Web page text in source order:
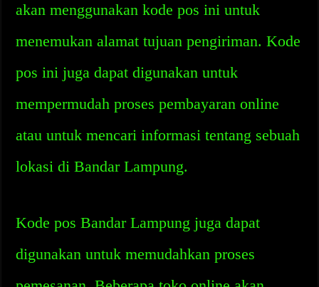
akan menggunakan kode pos ini untuk
menemukan alamat tujuan pengiriman. Kode
pos ini juga dapat digunakan untuk
mempermudah proses pembayaran online
atau untuk mencari informasi tentang sebuah
lokasi di Bandar Lampung.
Kode pos Bandar Lampung juga dapat
digunakan untuk memudahkan proses